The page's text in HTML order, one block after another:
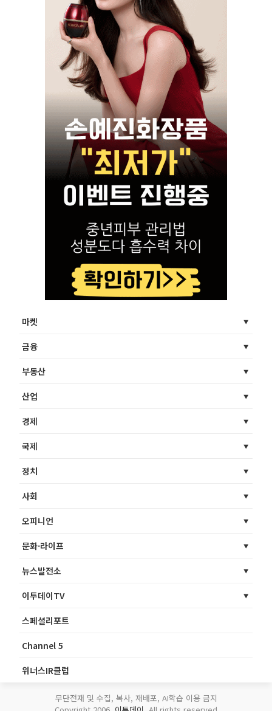
마켓
금융
부동산
산업
경제
국제
정치
사회
오피니언
문화·라이프
뉴스발전소
이투데이TV
스페셜리포트
Channel 5
위너스IR클럽
무단전재 및 수집, 복사, 재배포, AI학습 이용 금지